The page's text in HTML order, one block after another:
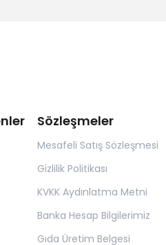
Sözleşmeler
Mesafeli Satış Sözleşmesi
Gizlilik Politikası
KVKK Aydınlatma Metni
Banka Hesap Bilgilerimiz
Gıda Üretim Belgesi